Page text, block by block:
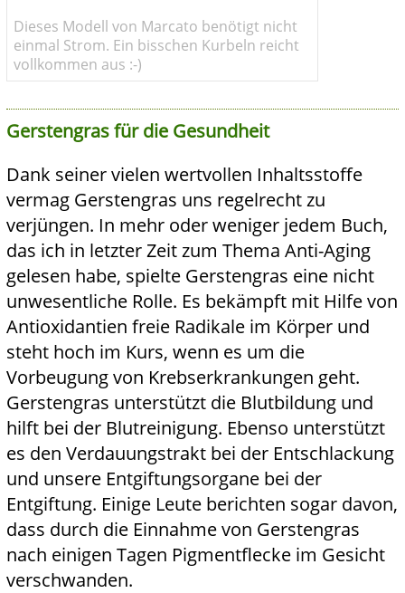
Dieses Modell von Marcato benötigt nicht
einmal Strom. Ein bisschen Kurbeln reicht
vollkommen aus :-)
Gerstengras für die Gesundheit
Dank seiner vielen wertvollen Inhaltsstoffe
vermag Gerstengras uns regelrecht zu
verjüngen. In mehr oder weniger jedem Buch,
das ich in letzter Zeit zum Thema Anti-Aging
gelesen habe, spielte Gerstengras eine nicht
unwesentliche Rolle. Es bekämpft mit Hilfe von
Antioxidantien freie Radikale im Körper und
steht hoch im Kurs, wenn es um die
Vorbeugung von Krebserkrankungen geht.
Gerstengras unterstützt die Blutbildung und
hilft bei der Blutreinigung. Ebenso unterstützt
es den Verdauungstrakt bei der Entschlackung
und unsere Entgiftungsorgane bei der
Entgiftung. Einige Leute berichten sogar davon,
dass durch die Einnahme von Gerstengras
nach einigen Tagen Pigmentflecke im Gesicht
verschwanden.